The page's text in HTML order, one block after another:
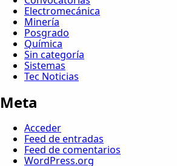
Electromecánica
Minería
Posgrado
Química
Sin categoría
Sistemas
Tec Noticias
Meta
Acceder
Feed de entradas
Feed de comentarios
WordPress.org